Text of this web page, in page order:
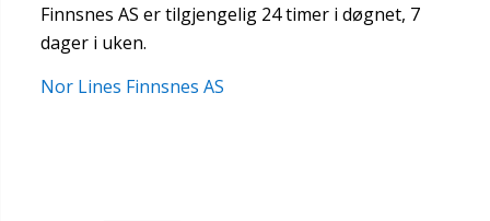
Finnsnes AS er tilgjengelig 24 timer i døgnet, 7
dager i uken.
Nor Lines Finnsnes AS